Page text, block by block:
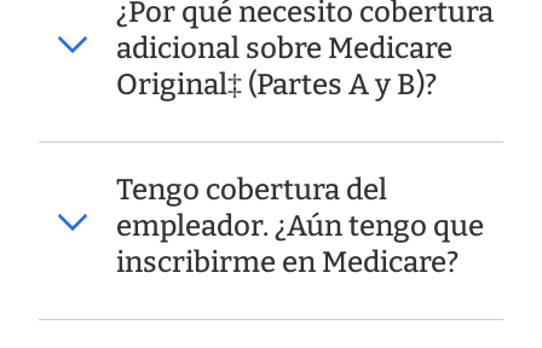
¿Por qué necesito cobertura
adicional sobre Medicare
Original‡ (Partes A y B)?
Tengo cobertura del
empleador. ¿Aún tengo que
inscribirme en Medicare?